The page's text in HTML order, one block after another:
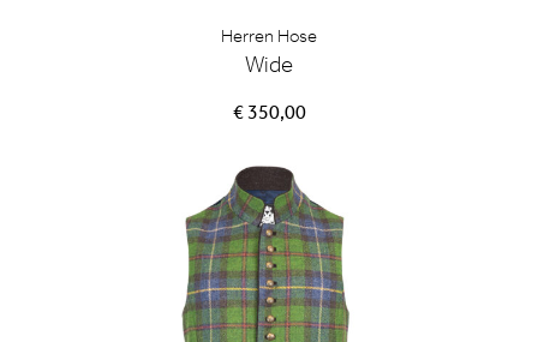
Herren Hose
Wide
€ 350,00